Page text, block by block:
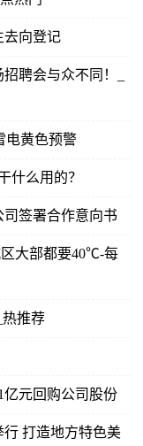
去向登记
聘会与众不同！_
电黄色预警
什么用的？
签署合作意向书
大部都要40℃-每
热推荐
亿元回购公司股份
打造地方特色美